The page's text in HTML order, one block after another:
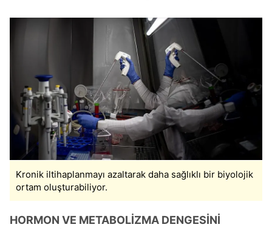
Kronik iltihaplanmayı azaltarak daha sağlıklı bir biyolojik
ortam oluşturabiliyor.
HORMON VE METABOLİZMA DENGESİNİ